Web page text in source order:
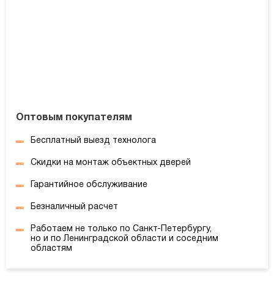
Оптовым покупателям
Бесплатный выезд технолога
Скидки на монтаж объектных дверей
Гарантийное обслуживание
Безналичный расчет
Работаем не только по Санкт-Петербургу,
но и по Ленинградской области и соседним
областям